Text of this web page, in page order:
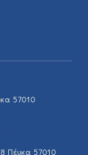
57010
Πέυκα 57010